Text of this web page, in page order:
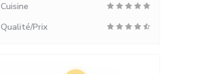
Cuisine
Qualité/Prix